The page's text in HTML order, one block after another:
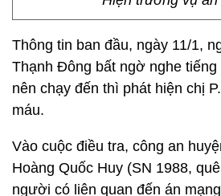
Thông tin ban đầu, ngày 11/1,
Thạnh Đông bất ngờ nghe tiếng
nên chạy đến thì phát hiện chị
máu.
Vào cuộc điều tra, công an
Hoàng Quốc Huy (SN 1988,
người có liên quan đến án